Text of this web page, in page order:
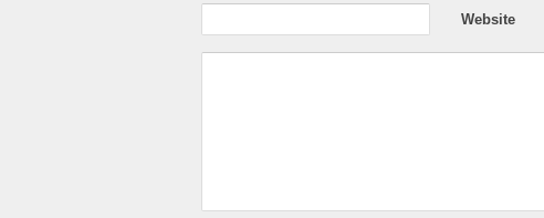
Website